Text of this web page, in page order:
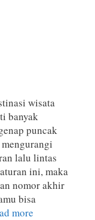
wisata
banyak
puncak
lalu lintas
ini, maka
nomor akhir
bisa
more